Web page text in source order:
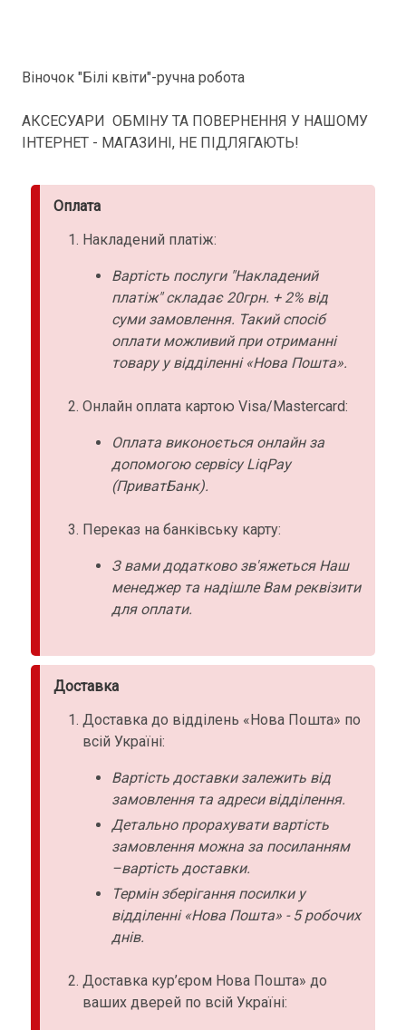
Віночок "Білі квіти"-ручна робота
АКСЕСУАРИ ОБМІНУ ТА ПОВЕРНЕННЯ У НАШОМУ
ІНТЕРНЕТ - МАГАЗИНІ, НЕ ПІДЛЯГАЮТЬ!
Оплата
Накладений платіж:
Вартість послуги "Накладений
платіж" складає 20грн. + 2% від
суми замовлення. Такий спосіб
оплати можливий при отриманні
товару у відділенні «Нова Пошта».
Онлайн оплата картою Visa/Mastercard:
Оплата виконоється онлайн за
допомогою сервісу LiqPay
(ПриватБанк).
Переказ на банківську карту:
З вами додатково зв'яжеться Наш
менеджер та надішле Вам реквізити
для оплати.
Доставка
Доставка до відділень «Нова Пошта» по
всій Україні:
Вартість доставки залежить від
замовлення та адреси відділення.
Детально прорахувати вартість
замовлення можна за посиланням
–вартість доставки.
Термін зберігання посилки у
відділенні «Нова Пошта» - 5 робочих
днів.
Доставка кур’єром Нова Пошта» до
ваших дверей по всій Україні: